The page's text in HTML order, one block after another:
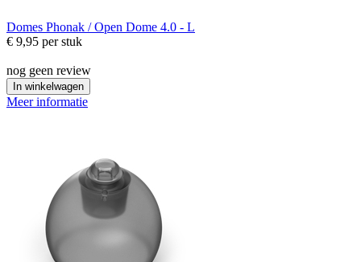
Domes Phonak / Open Dome 4.0 - L
€ 9,95 per stuk
nog geen review
In winkelwagen
Meer informatie